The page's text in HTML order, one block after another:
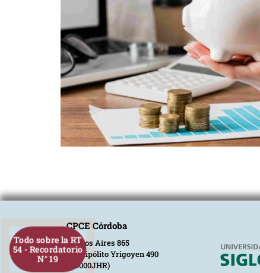
Todo sobre la RT
54 - Recordatorio
N° 19
CPCE Córdoba
Buenos Aires 865
Av. Hipólito Yrigoyen 490
(X5000JHR)